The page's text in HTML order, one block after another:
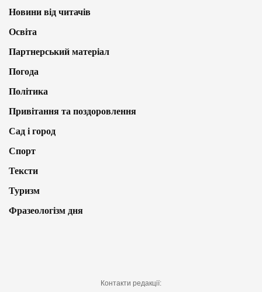
Новини від читачів
Освіта
Партнерський матеріал
Погода
Політика
Привітання та поздоровлення
Сад і город
Спорт
Тексти
Туризм
Фразеологізм дня
Контакти редакції: